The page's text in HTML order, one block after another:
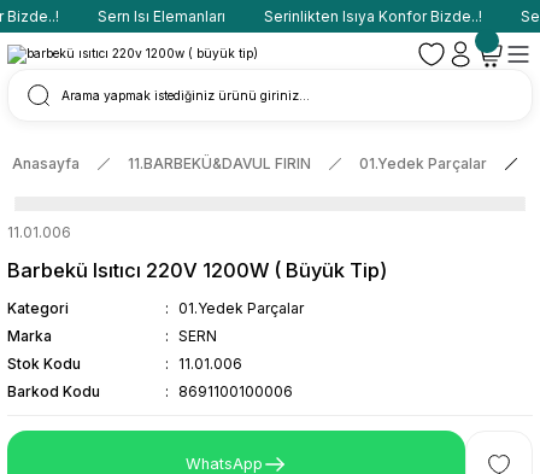
Sern Isı Elemanları Serinlikten Isıya Konfor Bizde..!
Anasayfa 11.BARBEKÜ&DAVUL FIRIN 01.Yedek Parçalar
11.01.006
Barbekü Isıtıcı 220V 1200W ( Büyük Tip)
Kategori
01.Yedek Parçalar
Marka
SERN
Stok Kodu
11.01.006
Barkod Kodu
8691100100006
WhatsApp